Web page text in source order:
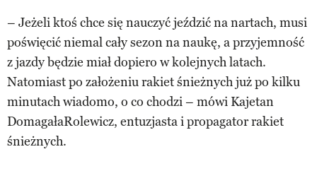
– Jeżeli ktoś chce się nauczyć jeździć na nartach, musi
poświęcić niemal cały sezon na naukę, a przyjemność
z jazdy będzie miał dopiero w kolejnych latach.
Natomiast po założeniu rakiet śnieżnych już po kilku
minutach wiadomo, o co chodzi – mówi Kajetan
Domagała­Rolewicz, entuzjasta i propagator rakiet
śnieżnych.